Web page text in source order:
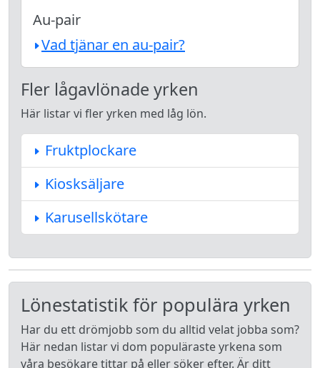
Au-pair
Vad tjänar en au-pair?
Fler lågavlönade yrken
Här listar vi fler yrken med låg lön.
Fruktplockare
Kiosksäljare
Karusellskötare
Lönestatistik för populära yrken
Har du ett drömjobb som du alltid velat jobba som?
Här nedan listar vi dom populäraste yrkena som
våra besökare tittar på eller söker efter. Är ditt